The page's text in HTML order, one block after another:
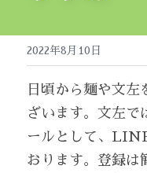
2022年8月10日
日頃から麺や文左
ざいます。文左で
ールとして、
おります。登録は